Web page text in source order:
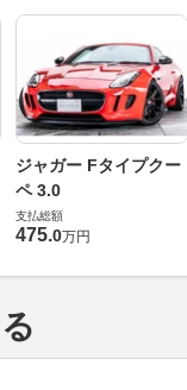
ジャガー Fタイプクー
ペ 3.0
支払総額
475.0万円